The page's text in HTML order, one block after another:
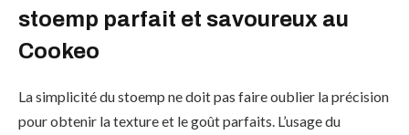
stoemp parfait et savoureux au
Cookeo
La simplicité du stoemp ne doit pas faire oublier la précision
pour obtenir la texture et le goût parfaits. L’usage du